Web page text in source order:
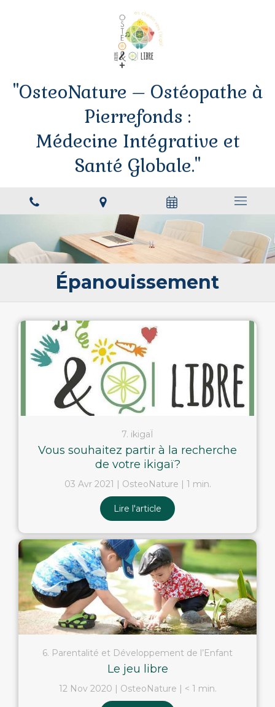
"OsteoNature – Ostéopathe à
Pierrefonds :
Médecine Intégrative et
Santé Globale."
Épanouissement
7. ikigaÏ
Vous souhaitez partir à la recherche
de votre ikigaï?
03 Avr 2021 OsteoNature 1 min.
Lire l'article
6. Parentalité et Développement de l’Enfant
Le jeu libre
12 Nov 2020 OsteoNature < 1 min.